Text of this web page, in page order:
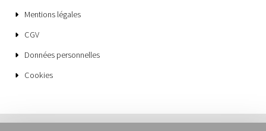
Mentions légales
CGV
Données personnelles
Cookies